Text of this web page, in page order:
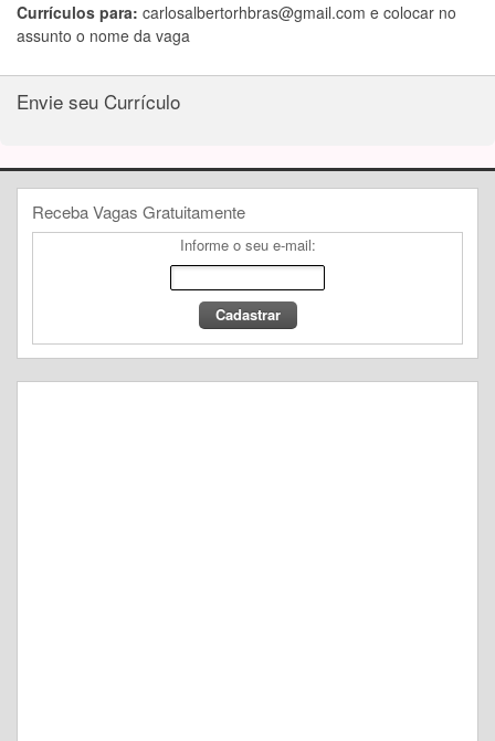
Currículos para: carlosalbertorhbras@gmail.com e colocar no
assunto o nome da vaga
Envie seu Currículo
Receba Vagas Gratuitamente
Informe o seu e-mail: